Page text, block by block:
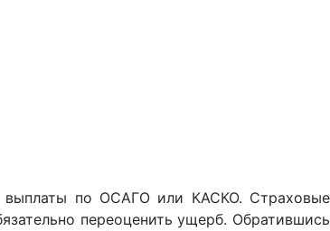
выплаты по ОСАГО или КАСКО. Страховые
переоценить ущерб. Обратившись